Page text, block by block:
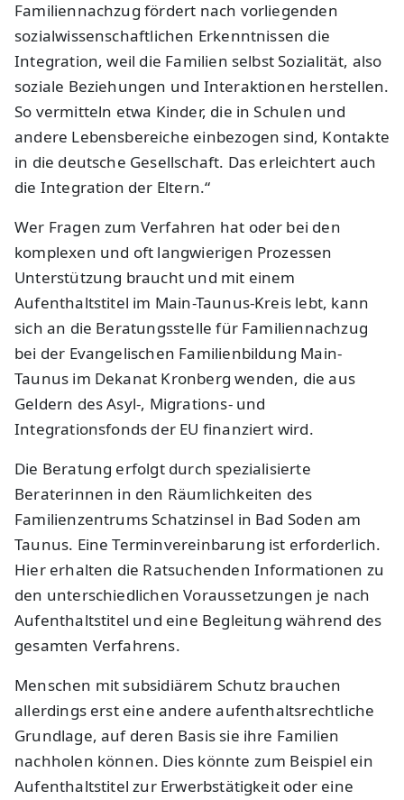
Familiennachzug fördert nach vorliegenden
sozialwissenschaftlichen Erkenntnissen die
Integration, weil die Familien selbst Sozialität, also
soziale Beziehungen und Interaktionen herstellen.
So vermitteln etwa Kinder, die in Schulen und
andere Lebensbereiche einbezogen sind, Kontakte
in die deutsche Gesellschaft. Das erleichtert auch
die Integration der Eltern.“
Wer Fragen zum Verfahren hat oder bei den
komplexen und oft langwierigen Prozessen
Unterstützung braucht und mit einem
Aufenthaltstitel im Main-Taunus-Kreis lebt, kann
sich an die Beratungsstelle für Familiennachzug
bei der Evangelischen Familienbildung Main-
Taunus im Dekanat Kronberg wenden, die aus
Geldern des Asyl-, Migrations- und
Integrationsfonds der EU finanziert wird.
Die Beratung erfolgt durch spezialisierte
Beraterinnen in den Räumlichkeiten des
Familienzentrums Schatzinsel in Bad Soden am
Taunus. Eine Terminvereinbarung ist erforderlich.
Hier erhalten die Ratsuchenden Informationen zu
den unterschiedlichen Voraussetzungen je nach
Aufenthaltstitel und eine Begleitung während des
gesamten Verfahrens.
Menschen mit subsidiärem Schutz brauchen
allerdings erst eine andere aufenthaltsrechtliche
Grundlage, auf deren Basis sie ihre Familien
nachholen können. Dies könnte zum Beispiel ein
Aufenthaltstitel zur Erwerbstätigkeit oder eine